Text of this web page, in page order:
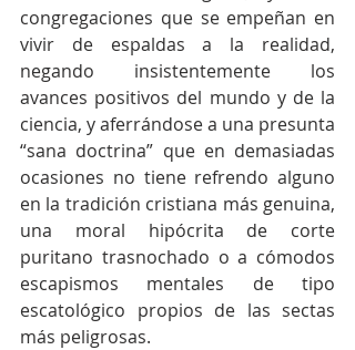
congregaciones que se empeñan en
vivir de espaldas a la realidad,
negando insistentemente los
avances positivos del mundo y de la
ciencia, y aferrándose a una presunta
“sana doctrina” que en demasiadas
ocasiones no tiene refrendo alguno
en la tradición cristiana más genuina,
una moral hipócrita de corte
puritano trasnochado o a cómodos
escapismos mentales de tipo
escatológico propios de las sectas
más peligrosas.